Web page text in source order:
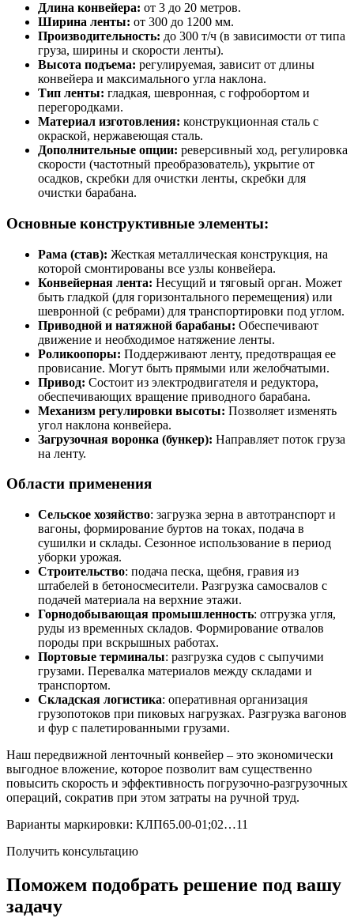
Длина конвейера: от 3 до 20 метров.
Ширина ленты: от 300 до 1200 мм.
Производительность: до 300 т/ч (в зависимости от типа
груза, ширины и скорости ленты).
Высота подъема: регулируемая, зависит от длины
конвейера и максимального угла наклона.
Тип ленты: гладкая, шевронная, с гофробортом и
перегородками.
Материал изготовления: конструкционная сталь с
окраской, нержавеющая сталь.
Дополнительные опции: реверсивный ход, регулировка
скорости (частотный преобразователь), укрытие от
осадков, скребки для очистки ленты, скребки для
очистки барабана.
Основные конструктивные элементы:
Рама (став): Жесткая металлическая конструкция, на
которой смонтированы все узлы конвейера.
Конвейерная лента: Несущий и тяговый орган. Может
быть гладкой (для горизонтального перемещения) или
шевронной (с ребрами) для транспортировки под углом.
Приводной и натяжной барабаны: Обеспечивают
движение и необходимое натяжение ленты.
Роликоопоры: Поддерживают ленту, предотвращая ее
провисание. Могут быть прямыми или желобчатыми.
Привод: Состоит из электродвигателя и редуктора,
обеспечивающих вращение приводного барабана.
Механизм регулировки высоты: Позволяет изменять
угол наклона конвейера.
Загрузочная воронка (бункер): Направляет поток груза
на ленту.
Области применения
Сельское хозяйство: загрузка зерна в автотранспорт и
вагоны, формирование буртов на токах, подача в
сушилки и склады. Сезонное использование в период
уборки урожая.
Строительство: подача песка, щебня, гравия из
штабелей в бетоносмесители. Разгрузка самосвалов с
подачей материала на верхние этажи.
Горнодобывающая промышленность: отгрузка угля,
руды из временных складов. Формирование отвалов
породы при вскрышных работах.
Портовые терминалы: разгрузка судов с сыпучими
грузами. Перевалка материалов между складами и
транспортом.
Складская логистика: оперативная организация
грузопотоков при пиковых нагрузках. Разгрузка вагонов
и фур с палетированными грузами.
Наш передвижной ленточный конвейер – это экономически
выгодное вложение, которое позволит вам существенно
повысить скорость и эффективность погрузочно-разгрузочных
операций, сократив при этом затраты на ручной труд.
Варианты маркировки: КЛП65.00-01;02…11
Получить консультацию
Поможем подобрать решение под вашу
задачу